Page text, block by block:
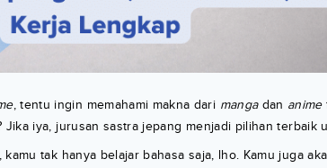
, tentu ingin memahami makna dari mangadan anime
Jika iya, jurusan sastra jepang menjadi pilihan terbaik
tak hanya belajar bahasa saja, lho. Kamu juga